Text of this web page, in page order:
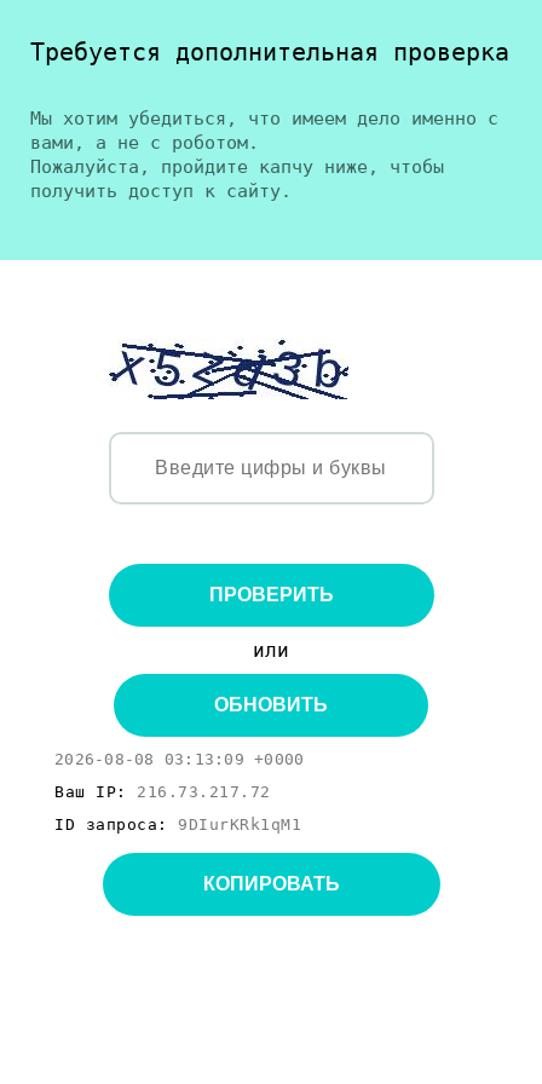
Требуется дополнительная проверка
Мы хотим убедиться, что имеем дело именно с
вами, а не с роботом.
Пожалуйста, пройдите капчу ниже, чтобы
получить доступ к сайту.
ПРОВЕРИТЬ
или
ОБНОВИТЬ
2026-08-08 03:13:09 +0000
Ваш IP: 216.73.217.72
ID запроса: 9DIurKRk1qM1
КОПИРОВАТЬ